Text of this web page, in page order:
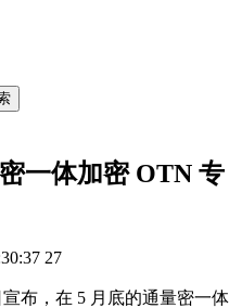
一体加密 OTN 专
27
布，在 5 月底的通量密一体